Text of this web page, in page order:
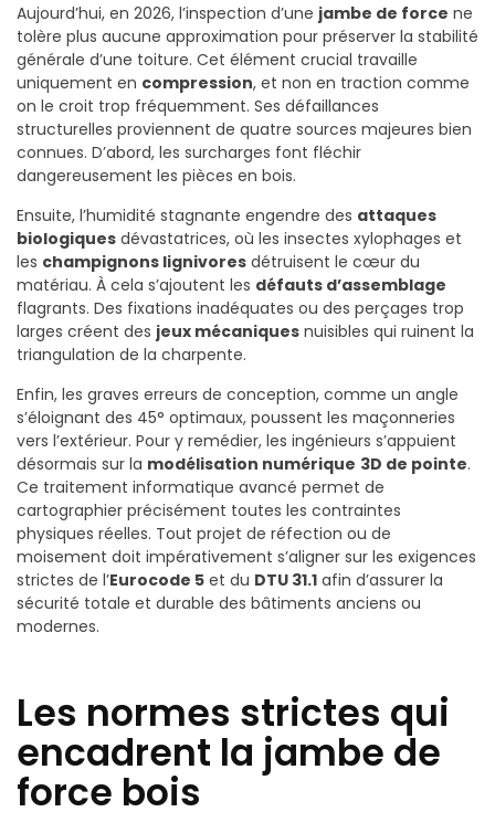
Aujourd’hui, en 2026, l’inspection d’une jambe de force ne
tolère plus aucune approximation pour préserver la stabilité
générale d’une toiture. Cet élément crucial travaille
uniquement en compression, et non en traction comme
on le croit trop fréquemment. Ses défaillances
structurelles proviennent de quatre sources majeures bien
connues. D’abord, les surcharges font fléchir
dangereusement les pièces en bois.
Ensuite, l’humidité stagnante engendre des attaques
biologiques dévastatrices, où les insectes xylophages et
les champignons lignivores détruisent le cœur du
matériau. À cela s’ajoutent les défauts d’assemblage
flagrants. Des fixations inadéquates ou des perçages trop
larges créent des jeux mécaniques nuisibles qui ruinent la
triangulation de la charpente.
Enfin, les graves erreurs de conception, comme un angle
s’éloignant des 45° optimaux, poussent les maçonneries
vers l’extérieur. Pour y remédier, les ingénieurs s’appuient
désormais sur la modélisation numérique 3D de pointe.
Ce traitement informatique avancé permet de
cartographier précisément toutes les contraintes
physiques réelles. Tout projet de réfection ou de
moisement doit impérativement s’aligner sur les exigences
strictes de l’Eurocode 5 et du DTU 31.1 afin d’assurer la
sécurité totale et durable des bâtiments anciens ou
modernes.
Les normes strictes qui
encadrent la jambe de
force bois